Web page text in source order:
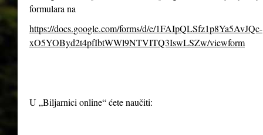
formulara na
https://docs.google.com/forms/d/e/1FAIpQLSfz1p8Ya5AvJQc-
xO5YOByd2t4pfIbtWWl9NTVITQ3IswLSZw/viewform
U „Biljarnici online“ ćete naučiti: